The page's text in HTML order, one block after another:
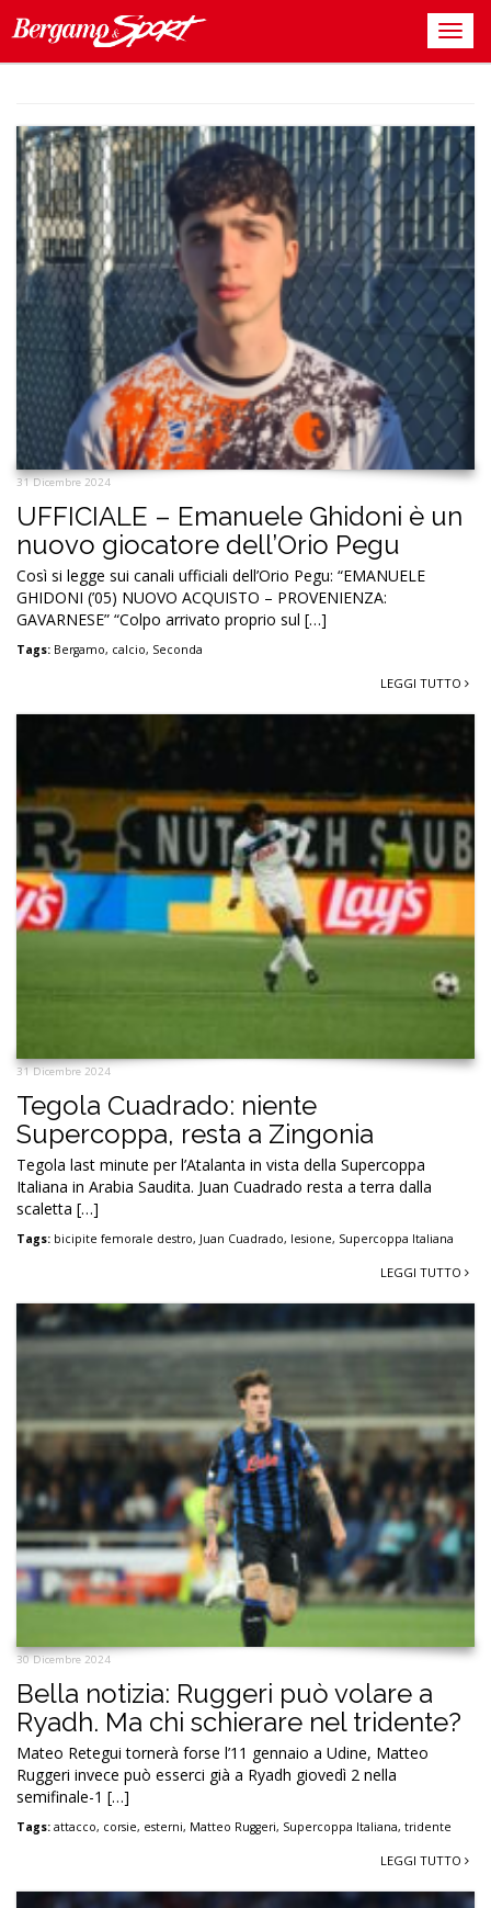
31 Dicembre 2024
UFFICIALE – Emanuele Ghidoni è un
nuovo giocatore dell’Orio Pegu
Così si legge sui canali ufficiali dell’Orio Pegu: “EMANUELE
GHIDONI (’05) NUOVO ACQUISTO – PROVENIENZA:
GAVARNESE” “Colpo arrivato proprio sul […]
Tags: Bergamo, calcio, Seconda
LEGGI TUTTO
31 Dicembre 2024
Tegola Cuadrado: niente
Supercoppa, resta a Zingonia
Tegola last minute per l’Atalanta in vista della Supercoppa
Italiana in Arabia Saudita. Juan Cuadrado resta a terra dalla
scaletta […]
Tags: bicipite femorale destro, Juan Cuadrado, lesione, Supercoppa Italiana
LEGGI TUTTO
30 Dicembre 2024
Bella notizia: Ruggeri può volare a
Ryadh. Ma chi schierare nel tridente?
Mateo Retegui tornerà forse l’11 gennaio a Udine, Matteo
Ruggeri invece può esserci già a Ryadh giovedì 2 nella
semifinale-1 […]
Tags: attacco, corsie, esterni, Matteo Ruggeri, Supercoppa Italiana, tridente
LEGGI TUTTO